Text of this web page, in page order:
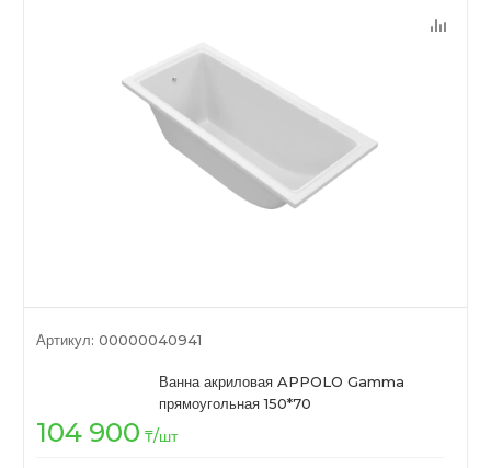
Артикул: 00000040941
Ванна акриловая APPOLO Gamma
прямоугольная 150*70
104 900 ₸/шт